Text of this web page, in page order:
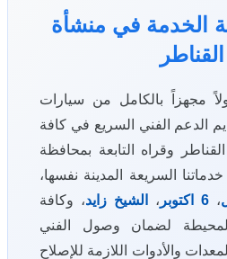
الخدمة في منشأة
القناطر
مجهزاً بالكامل من سيارات
الدعم الفني السريع في كافة
وقراه التابعة بمحافظة
السريعة المدينة نفسها،
، 6 اكتوبر ، الشيخ زايد، وكافة
لضمان وصول الفني
والأدوات اللازمة للإصلاح